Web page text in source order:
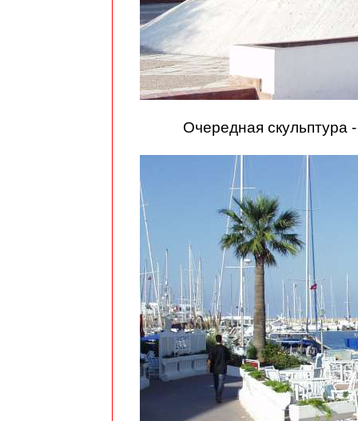
Очередная скульптура